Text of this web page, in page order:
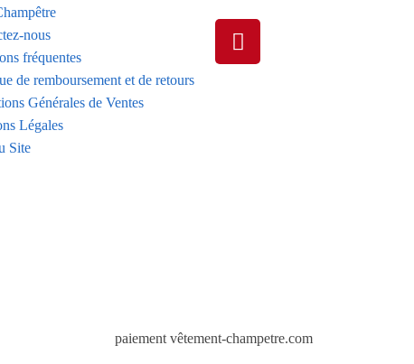
nous
fréquentes
de remboursement et de retours
Générales de Ventes
Légales
Site